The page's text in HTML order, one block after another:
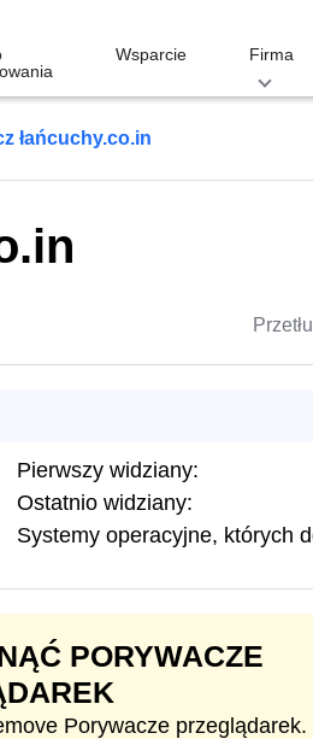
Wsparcie Firma
łańcuchy.co.in
Pierwszy widziany:
Ostatnio widziany:
Systemy operacyjne, których
PORYWACZE
Porywacze